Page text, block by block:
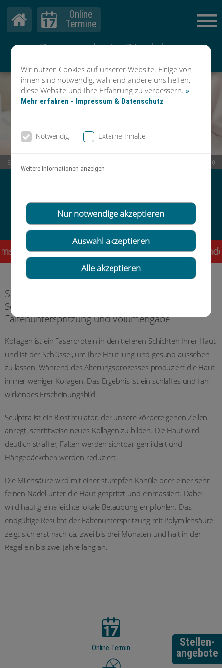
Wir nutzen Cookies auf unserer Website. Einige von
ihnen sind notwendig, während andere uns helfen,
diese Website und Ihre Erfahrung zu verbessern.»
Mehr erfahren - Impressum & Datenschutz
Notwendig Externe Inhalte
Weitere Informationen anzeigen
Nur notwendige akzeptieren
Auswahl akzeptieren
Alle akzeptieren
Stellen-
angebote
Online
Termine
Dermatologie Dinslaken
Eppinghovener Straße 12 | 46535 Dinslaken | 02064 - 6 25 57 40
TELEFONISCH oder über unsere
ONLINE-TERMINBUCHUNG
Liebe Patientinnen und Patienten, als
Sculptra / Poly-L-Milchsäurebehandlung
Sculptra – die neue Möglichkeit der
Faltenunterspritzung und Volumengabe
Kollagen ist ein Faserprotein in den tieferen Schichten Ihrer Haut
und ist der Schlüssel, um Ihre Haut jung und gesund aussehen
zu lassen. Während des Alterungsprozesses produziert die Haut
immer weniger Kollagen. Das Ergebnis ist ein schlaffes und fahl
wirkendes Erscheinungsbild.
Sculptra ist ein Biostimulator, der unsere körpereigenen Zellen
anregt, schrittweise neues Kollagen zu bilden. Die Haut wird
deutlich straffer, Falten werden sichtbar gemildert und
Hängebäckchen werden reduziert.
Die Milchsäure wird mit einer stumpfen Kanüle oder einer sehr
feinen Nadel unter die Haut gespritzt und einmassiert. Dabei
wird häufig eine leichte lokale Betäubung empfohlen. Das
endgültige Resultat der Faltenunterspritzung mit Polymilchsäure
zeigt sich erst nach ca. zwei bis drei Monaten und hält in der
Regel ein bis zwei Jahre lang an.
Online-Termin